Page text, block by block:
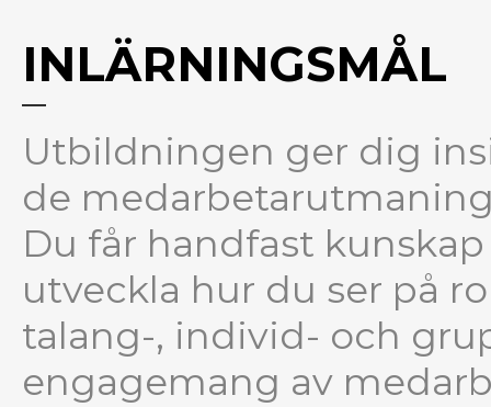
INLÄRNINGSMÅL
Utbildningen ger dig
de
Du får handfast
utveckla hur du ser på
talang-, individ- och
engagemang av